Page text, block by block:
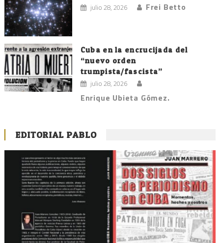
julio 28, 2026 Frei Betto
Cuba en la encrucijada del
“nuevo orden
trumpista/fascista”
julio 28, 2026
Enrique Ubieta Gómez.
EDITORIAL PABLO